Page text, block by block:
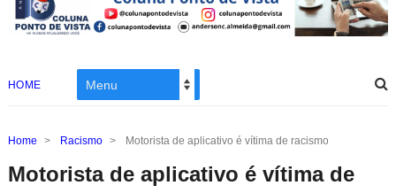
HOME
Home > Racismo > Motorista de aplicativo é vítima de racismo
Motorista de aplicativo é vítima de